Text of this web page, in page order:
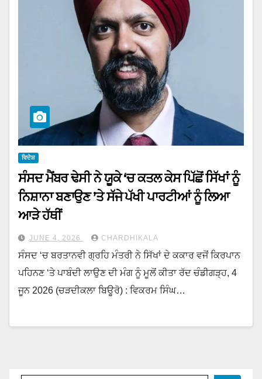
ਵਿਦੇਸ਼
ਸੰਸਦ ਮੈਂਬਰ ਢੇਸੀ ਨੇ ਯੂਕੇ ‘ਚ ਕਤਲ ਕੇਸ ਪਿੱਛੋਂ ਸਿੱਖਾਂ ਨੂੰ
ਨਿਸ਼ਾਨਾ ਬਣਾਉਣ ’ਤੇ ਸੱਜੇ ਪੱਖੀ ਪਾਰਟੀਆਂ ਨੂੰ ਲਿਆ
ਆੜੇ ਹੱਥੀਂ
JUNE 4, 2026 CHARDHIKALA
ਸੰਸਦ ‘ਚ ਬਰਤਾਨਵੀ ਗ੍ਰਹਿ ਮੰਤਰੀ ਨੇ ਸਿੱਖਾਂ ਦੇ ਕਕਾਰ ਵਜੋਂ ਕਿਰਪਾਨ
ਪਹਿਨਣ ‘ਤੇ ਪਾਬੰਦੀ ਲਾਉਣ ਦੀ ਮੰਗ ਨੂੰ ਮੂਲੋਂ ਕੀਤਾ ਰੱਦ ਚੰਡੀਗੜ੍ਹ, 4
ਜੂਨ 2026 (ਚੜਦੀਕਲਾ ਬਿਊਰੋ) : ਵਿਕਰਮ ਸਿੰਘ…